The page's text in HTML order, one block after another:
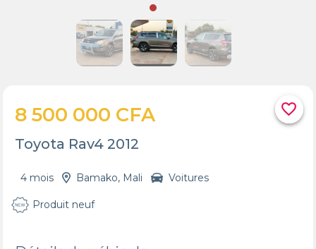
favorite_border
8 500 000 CFA
Toyota Rav4 2012
4 mois Bamako, Mali Voitures
Produit neuf